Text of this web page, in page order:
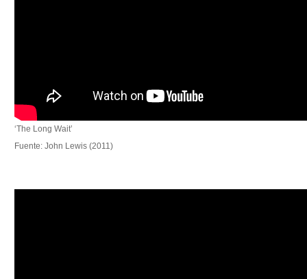
‘The Long Wait’
Fuente: John Lewis (2011)